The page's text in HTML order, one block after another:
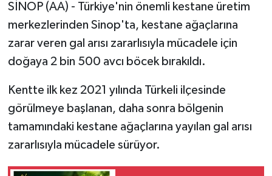
SİNOP (AA) - Türkiye'nin önemli kestane üretim
merkezlerinden Sinop'ta, kestane ağaçlarına
zarar veren gal arısı zararlısıyla mücadele için
doğaya 2 bin 500 avcı böcek bırakıldı.
Kentte ilk kez 2021 yılında Türkeli ilçesinde
görülmeye başlanan, daha sonra bölgenin
tamamındaki kestane ağaçlarına yayılan gal arısı
zararlısıyla mücadele sürüyor.